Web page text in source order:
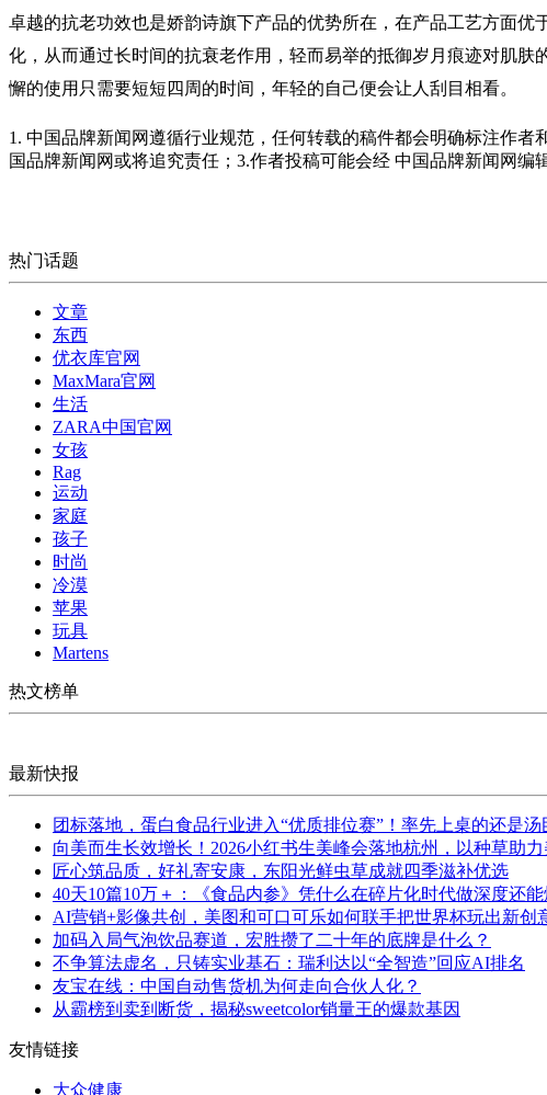
卓越的抗老功效也是娇韵诗旗下产品的优势所在，在产品工艺方面
化，从而通过长时间的抗衰老作用，轻而易举的抵御岁月痕迹对肌
懈的使用只需要短短四周的时间，年轻的自己便会让人刮目相看。
1. 中国品牌新闻网遵循行业规范，任何转载的稿件都会明确标注作
国品牌新闻网或将追究责任；3.作者投稿可能会经 中国品牌新闻网编
热门话题
文章
东西
优衣库官网
MaxMara官网
生活
ZARA中国官网
女孩
Rag
运动
家庭
孩子
时尚
冷漠
苹果
玩具
Martens
热文榜单
最新快报
团标落地，蛋白食品行业进入“优质排位赛”！率先上桌的还是汤
向美而生长效增长！2026小红书生美峰会落地杭州，以种草助
匠心筑品质，好礼寄安康，东阳光鲜虫草成就四季滋补优选
40天10篇10万＋：《食品内参》凭什么在碎片化时代做深度还能
AI营销+影像共创，美图和可口可乐如何联手把世界杯玩出新创
加码入局气泡饮品赛道，宏胜攒了二十年的底牌是什么？
不争算法虚名，只铸实业基石：瑞利达以“全智造”回应AI排名
友宝在线：中国自动售货机为何走向合伙人化？
从霸榜到卖到断货，揭秘sweetcolor销量王的爆款基因
友情链接
大众健康